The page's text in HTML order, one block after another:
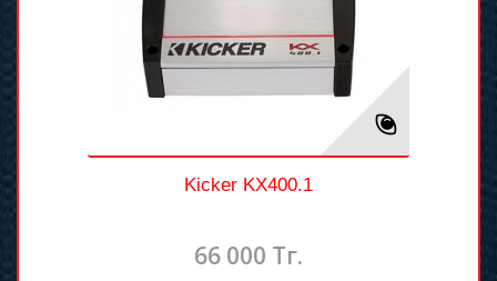
Kicker KX400.1
66 000 Тг.